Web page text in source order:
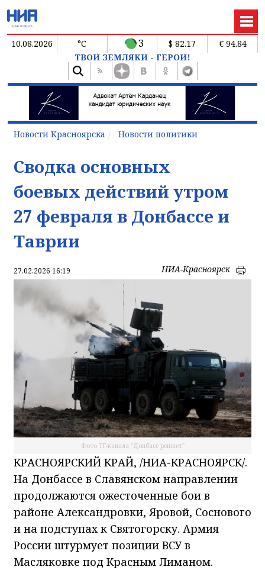
10.08.2026 °C 3 $ 82.17
€ 94.84
ТВОИ ЗЕМЛЯКИ - ГЕРОИ!
Новости Красноярска Новости политики
Сводка основных
боевых действий утром
27 февраля в Донбассе и
Таврии
27.02.2026 16:19 НИА-Красноярск
Фото ТГ-канала "Донбасс решает"
КРАСНОЯРСКИЙ КРАЙ, /НИА-КРАСНОЯРСК/.
На Донбассе в Славянском направлении
продолжаются ожесточенные бои в
районе Александровки, Яровой, Соснового
и на подступах к Святогорску. Армия
России штурмует позиции ВСУ в
Масляковке под Красным Лиманом.